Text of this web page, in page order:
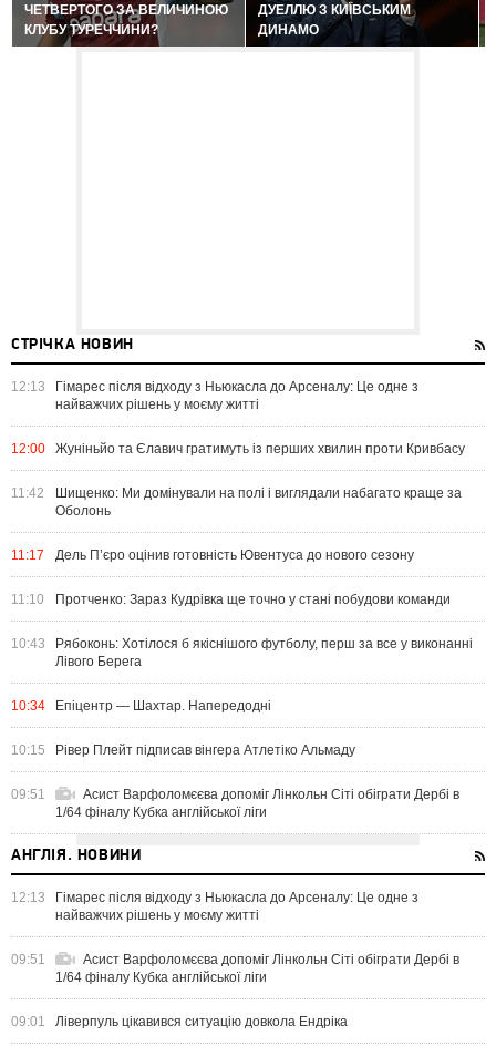
ЧЕТВЕРТОГО ЗА ВЕЛИЧИНОЮ
КЛУБУ ТУРЕЧЧИНИ?
ДУЕЛЛЮ З КИЇВСЬКИМ
ДИНАМО
СТРІЧКА НОВИН
12:13
Гімарес після відходу з Ньюкасла до Арсеналу: Це одне з
найважчих рішень у моєму житті
12:00 Жуніньйо та Єлавич гратимуть із перших хвилин проти Кривбасу
11:42
Шищенко: Ми домінували на полі і виглядали набагато краще за
Оболонь
11:17 Дель П’єро оцінив готовність Ювентуса до нового сезону
11:10 Протченко: Зараз Кудрівка ще точно у стані побудови команди
10:43
Рябоконь: Хотілося б якіснішого футболу, перш за все у виконанні
Лівого Берега
10:34 Епіцентр — Шахтар. Напередодні
10:15 Рівер Плейт підписав вінгера Атлетіко Альмаду
09:51
Асист Варфоломєєва допоміг Лінкольн Сіті обіграти Дербі в
1/64 фіналу Кубка англійської ліги
АНГЛІЯ. НОВИНИ
12:13
Гімарес після відходу з Ньюкасла до Арсеналу: Це одне з
найважчих рішень у моєму житті
09:51
Асист Варфоломєєва допоміг Лінкольн Сіті обіграти Дербі в
1/64 фіналу Кубка англійської ліги
09:01 Ліверпуль цікавився ситуацію довкола Ендріка